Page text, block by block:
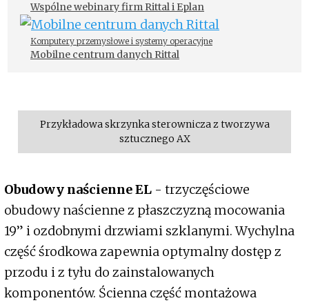
Wspólne webinary firm Rittal i Eplan
Komputery przemysłowe i systemy operacyjne
Mobilne centrum danych Rittal
Przykładowa skrzynka sterownicza z tworzywa
sztucznego AX
Obudowy naścienne EL - trzyczęściowe
obudowy naścienne z płaszczyzną mocowania
19” i ozdobnymi drzwiami szklanymi. Wychylna
część środkowa zapewnia optymalny dostęp z
przodu i z tyłu do zainstalowanych
komponentów. Ścienna część montażowa